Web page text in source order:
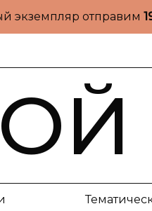
экземпляр отправим